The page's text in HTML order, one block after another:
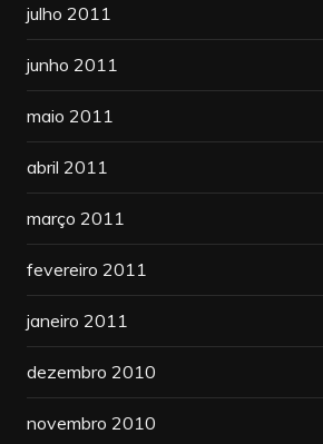
julho 2011
junho 2011
maio 2011
abril 2011
março 2011
fevereiro 2011
janeiro 2011
dezembro 2010
novembro 2010